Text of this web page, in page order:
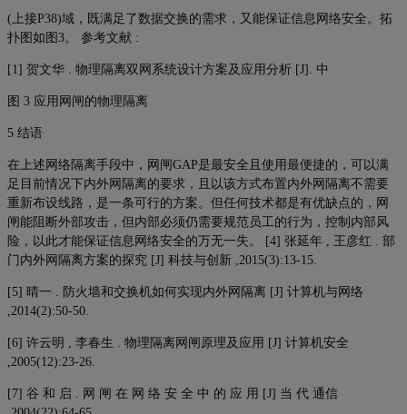
(上接P38)域，既满足了数据交换的需求，又能保证信息网络安全。拓
扑图如图3。 参考文献 :
[1] 贺文华 . 物理隔离双网系统设计方案及应用分析 [J]. 中
图 3 应用网闸的物理隔离
5 结语
在上述网络隔离手段中，网闸GAP是最安全且使用最便捷的，可以满
足目前情况下内外网隔离的要求，且以该方式布置内外网隔离不需要
重新布设线路，是一条可行的方案。但任何技术都是有优缺点的，网
闸能阻断外部攻击，但内部必须仍需要规范员工的行为，控制内部风
险，以此才能保证信息网络安全的万无一失。 [4] 张延年 , 王彦红 . 部
门内外网隔离方案的探究 [J] 科技与创新 ,2015(3):13-15.
[5] 晴一 . 防火墙和交换机如何实现内外网隔离 [J] 计算机与网络
,2014(2):50-50.
[6] 许云明 , 李春生 . 物理隔离网闸原理及应用 [J] 计算机安全
,2005(12):23-26.
[7] 谷 和 启 . 网 闸 在 网 络 安 全 中 的 应 用 [J] 当 代 通信